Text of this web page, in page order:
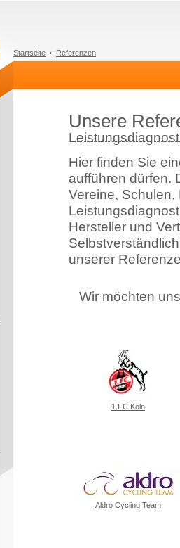
Startseite Referenzen
Unsere
Hier finden Sie
aufführen dürfen.
Vereine,
Hersteller und
unserer
Wir möchten
1.FC Köln
Aldro Cycling Team